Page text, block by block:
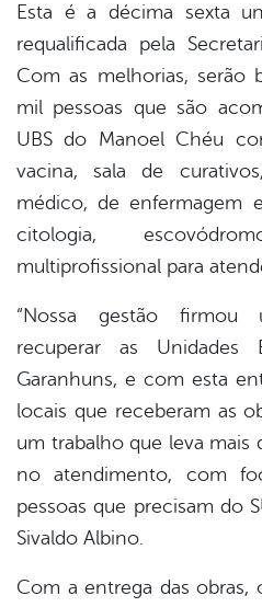
Esta é a décima sexta
requalificada pela
Com as melhorias, serão
mil pessoas que são
UBS do Manoel Chéu
vacina, sala de
médico, de enfermagem
citologia,
multiprofissional para
“Nossa gestão firmou
recuperar as Unidades
Garanhuns, e com esta
locais que receberam as
um trabalho que leva mais
no atendimento, com
pessoas que precisam do
Sivaldo Albino.
Com a entrega das obras,